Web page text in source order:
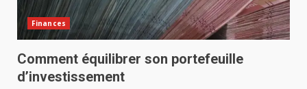
Finances
Comment équilibrer son portefeuille
d’investissement